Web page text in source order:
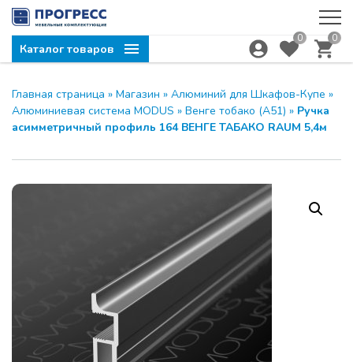
Каталог товаров
0 0
Главная страница » Магазин » Алюминий для Шкафов-Купе
»Алюминиевая система MODUS »Венге тобако (А51) »
Ручка асимметричный профиль 164 ВЕНГЕ ТАБАКО